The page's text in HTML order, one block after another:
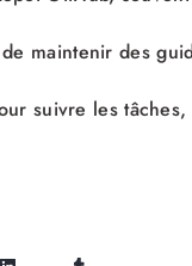
maintenir des
suivre les